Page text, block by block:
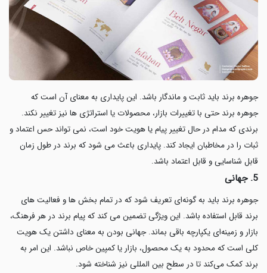
جوهره برند باید ثابت و ماندگار باشد. این پایداری به معنای آن است که
جوهره برند حتی با تغییرات بازار، محصولات یا استراتژی ها نیز تغییر نکند.
برندی که مدام در حال تغییر پیام یا هویت خود است، نمی تواند حس اعتماد و
ثبات را در مخاطبان ایجاد کند. پایداری باعث می شود که برند در طول زمان
قابل شناسایی و قابل اعتماد باشد.
5. جهانی
جوهره برند باید به گونه‌ای تعریف شود که در تمام بخش ها و فعالیت های
برند قابل استفاده باشد. این ویژگی تضمین می کند که پیام برند در هر فرهنگ،
بازار و زمینه‌ای یکپارچه باقی بماند. جهانی بودن به معنای داشتن یک هویت
کلی است که محدود به یک محصول، بازار یا کمپین خاص نباشد. این امر به
برند کمک می‌کند تا در سطح بین المللی نیز شناخته شود.